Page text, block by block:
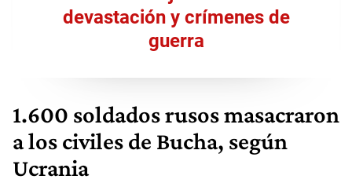
devastación y crímenes de
guerra
1.600 soldados rusos masacraron
a los civiles de Bucha, según
Ucrania